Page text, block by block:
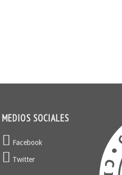
MEDIOS SOCIALES
Facebook
Twitter